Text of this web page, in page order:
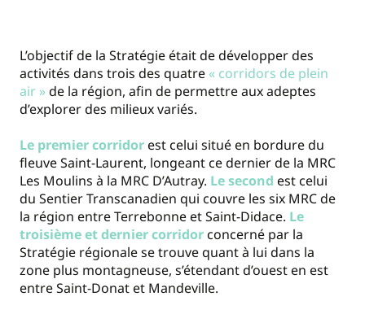
L’objectif de la Stratégie était de développer des
activités dans trois des quatre « corridors de plein
air »de la région, afin de permettre aux adeptes
d’explorer des milieux variés.
Le premier corridor est celui situé en bordure du
fleuve Saint-Laurent, longeant ce dernier de la MRC
Les Moulins à la MRC D’Autray. Le second est celui
du Sentier Transcanadien qui couvre les six MRC de
la région entre Terrebonne et Saint-Didace. Le
troisième et dernier corridor concerné par la
Stratégie régionale se trouve quant à lui dans la
zone plus montagneuse, s’étendant d’ouest en est
entre Saint-Donat et Mandeville.